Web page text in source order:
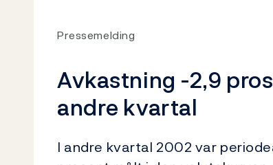
Pressemelding
Avkastning -2,9
andre kvartal
I andre kvartal 2002 var